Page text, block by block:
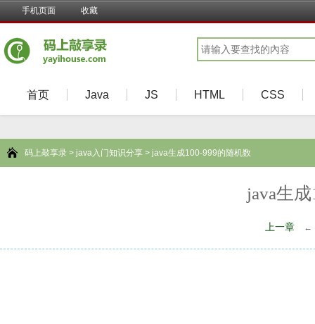
手机页面 收藏
首页 Java JS HTML CSS
码上敲享录 > java入门知识分享 > java生成100-999的随机数
java生
上一章 ←